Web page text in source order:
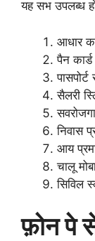
यह सभ उपलब्ध
आधार
पैन कार्ड
सैलरी
निवास
आय
चालू
सिविल
फ़ोन पे